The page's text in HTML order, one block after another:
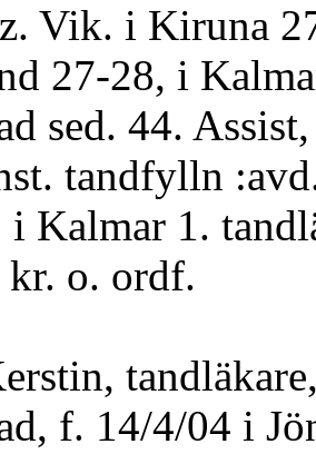
Vik. i Kiruna
27-28, i
sed. 44.
tandfylln
i Kalmar 1.
kr. o. ordf.
f. 14/4/04 i